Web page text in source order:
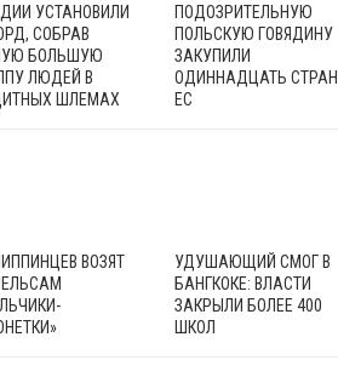
УСТАНОВИЛИ
СОБРАВ
БОЛЬШУЮ
ЛЮДЕЙ В
ШЛЕМАХ
ПОДОЗРИТЕЛЬНУЮ
ПОЛЬСКУЮ ГОВЯДИНУ
ЗАКУПИЛИ
ОДИННАДЦАТЬ СТРАН
ЕС
ВОЗЯТ
УДУШАЮЩИЙ СМОГ В
БАНГКОКЕ: ВЛАСТИ
ЗАКРЫЛИ БОЛЕЕ 400
ШКОЛ